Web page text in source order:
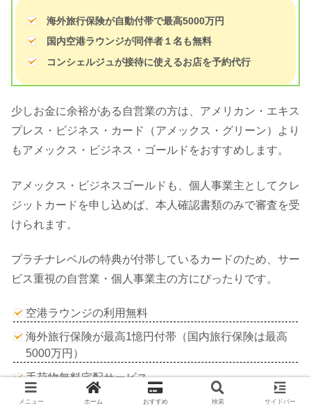
海外旅行保険が自動付帯で最高5000万円
国内空港ラウンジが同伴者１名も無料
コンシェルジュが接待に使えるお店を予約代行
少しお金に余裕がある自営業の方は、アメリカン・エキス
プレス・ビジネス・カード（アメックス・グリーン）より
もアメックス・ビジネス・ゴールドをおすすめします。
アメックス・ビジネスゴールドも、個人事業主としてクレ
ジットカードを申し込めば、本人確認書類のみで審査を受
けられます。
プラチナレベルの特典が付帯しているカードのため、サー
ビス重視の自営業・個人事業主の方にぴったりです。
空港ラウンジの利用無料
海外旅行保険が最高1憶円付帯（国内旅行保険は最高
5000万円）
手荷物無料宅配サービス
ビジネスダイニングbyぐるなび
メニュー ホーム おすすめ 検索 サイドバー